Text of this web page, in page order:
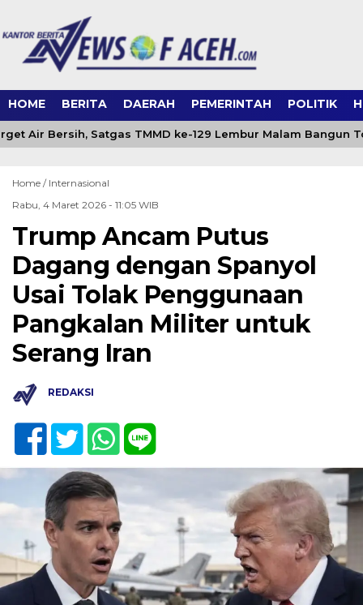
HOME BERITA DAERAH PEMERINTAH POLITIK
Air Bersih, Satgas TMMD ke-129 Lembur Malam Bangun
Home / Internasional
Rabu, 4 Maret 2026 - 11:05 WIB
Trump Ancam Putus
Dagang dengan Spanyol
Usai Tolak Penggunaan
Pangkalan Militer untuk
Serang Iran
REDAKSI